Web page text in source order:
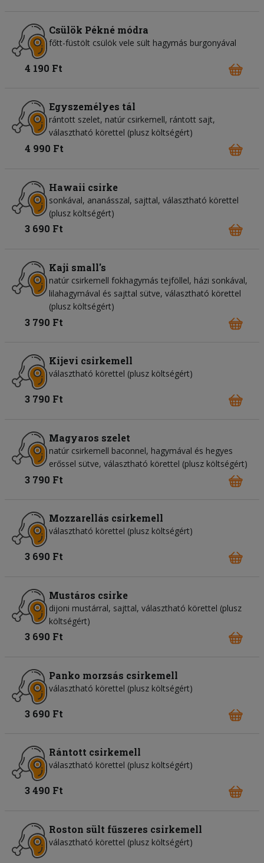
Csülök Pékné módra
főtt-füstölt csülök vele sült hagymás burgonyával
4 190 Ft
Egyszemélyes tál
rántott szelet, natúr csirkemell, rántott sajt,
választható körettel (plusz költségért)
4 990 Ft
Hawaii csirke
sonkával, ananásszal, sajttal, választható körettel
(plusz költségért)
3 690 Ft
Kaji small's
natúr csirkemell fokhagymás tejföllel, házi sonkával,
lilahagymával és sajttal sütve, választható körettel
(plusz költségért)
3 790 Ft
Kijevi csirkemell
választható körettel (plusz költségért)
3 790 Ft
Magyaros szelet
natúr csirkemell baconnel, hagymával és hegyes
erőssel sütve, választható körettel (plusz költségért)
3 790 Ft
Mozzarellás csirkemell
választható körettel (plusz költségért)
3 690 Ft
Mustáros csirke
dijoni mustárral, sajttal, választható körettel (plusz
költségért)
3 690 Ft
Panko morzsás csirkemell
választható körettel (plusz költségért)
3 690 Ft
Rántott csirkemell
választható körettel (plusz költségért)
3 490 Ft
Roston sült fűszeres csirkemell
választható körettel (plusz költségért)